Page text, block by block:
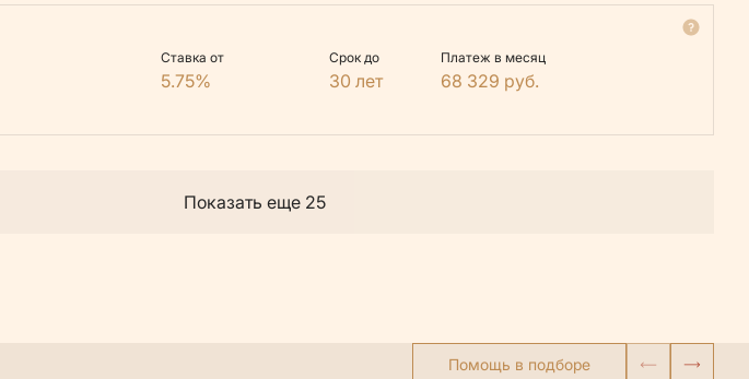
Ставка от
5.75%
Срок до
30 лет
Платеж в месяц
68 329 руб.
Показать еще 25
Помощь в подборе